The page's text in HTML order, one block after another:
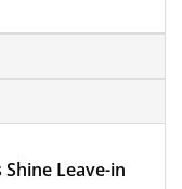
Leave-in